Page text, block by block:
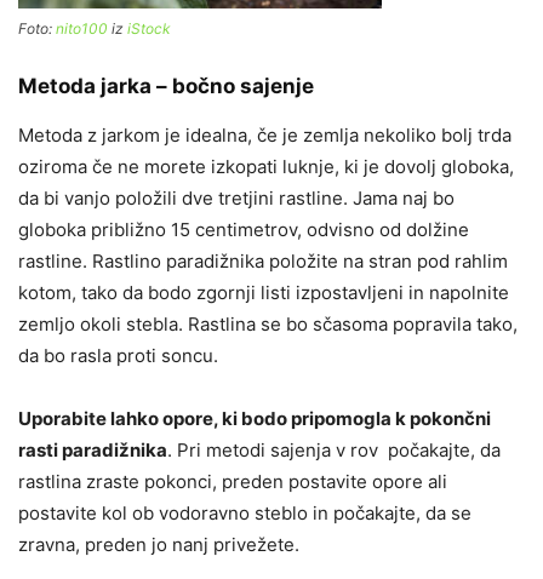
Foto: nito100 iz iStock
Metoda jarka – bočno sajenje
Metoda z jarkom je idealna, če je zemlja nekoliko bolj trda
oziroma če ne morete izkopati luknje, ki je dovolj globoka,
da bi vanjo položili dve tretjini rastline. Jama naj bo
globoka približno 15 centimetrov, odvisno od dolžine
rastline. Rastlino paradižnika položite na stran pod rahlim
kotom, tako da bodo zgornji listi izpostavljeni in napolnite
zemljo okoli stebla. Rastlina se bo sčasoma popravila tako,
da bo rasla proti soncu.
Uporabite lahko opore, ki bodo pripomogla k pokončni
rasti paradižnika. Pri metodi sajenja v rov počakajte, da
rastlina zraste pokonci, preden postavite opore ali
postavite kol ob vodoravno steblo in počakajte, da se
zravna, preden jo nanj privežete.